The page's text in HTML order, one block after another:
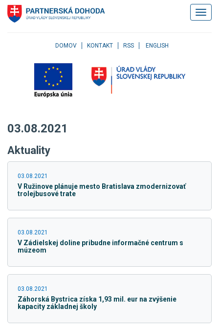
Klávesové
skratky
Skočiť
menu
na
Skočiť
stránky
DOMOV KONTAKT RSS ENGLISH
03.08.2021
Aktuality
03.08.2021
V Ružinove plánuje mesto Bratislava zmodernizovať
trolejbusové trate
03.08.2021
V Zádielskej doline pribudne informačné centrum s
múzeom
03.08.2021
Záhorská Bystrica získa 1,93 mil. eur na zvýšenie
kapacity základnej školy